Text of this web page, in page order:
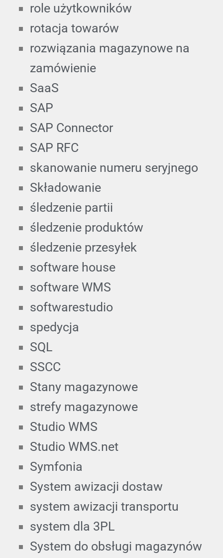
role użytkowników
rotacja towarów
rozwiązania magazynowe na
zamówienie
SaaS
SAP
SAP Connector
SAP RFC
skanowanie numeru seryjnego
Składowanie
śledzenie partii
śledzenie produktów
śledzenie przesyłek
software house
software WMS
softwarestudio
spedycja
SQL
SSCC
Stany magazynowe
strefy magazynowe
Studio WMS
Studio WMS.net
Symfonia
System awizacji dostaw
system awizacji transportu
system dla 3PL
System do obsługi magazynów